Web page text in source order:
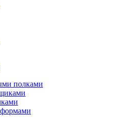
полками